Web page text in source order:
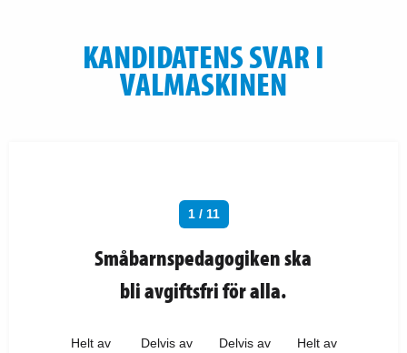
KANDIDATENS SVAR I
VALMASKINEN
1 / 11
Småbarnspedagogiken ska
bli avgiftsfri för alla.
Helt av
Delvis av
Delvis av
Helt av